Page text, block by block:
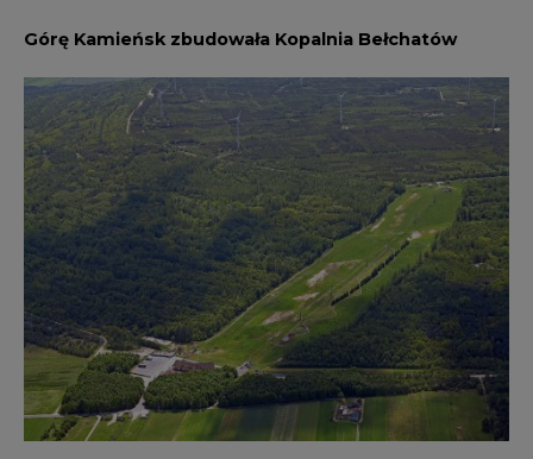
Wyróżniona w rankingu Góra Kamieńsk ma 395 m n.p.m. i
jest najwyższym wzniesieniem w centralnej Polsce.